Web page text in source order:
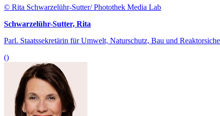
© Rita Schwarzelühr-Sutter/ Photothek Media Lab
Schwarzelühr-Sutter, Rita
Parl. Staatssekretärin für Umwelt, Naturschutz, Bau und
()